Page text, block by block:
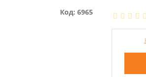
Код: 6965